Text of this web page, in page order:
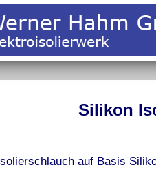
Silikon
auf Basis